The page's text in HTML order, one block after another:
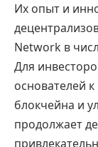
Их опыт и
Network в
Для
основателей
блокчейна и
продолжает